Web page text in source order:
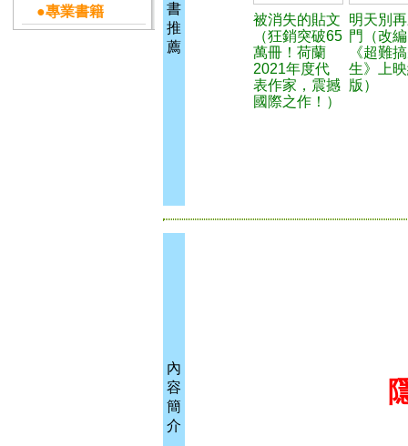
●專業書籍
書
推
薦
被消失的貼文
（狂銷突破65
萬冊！荷蘭
2021年度代
表作家，震撼
國際之作！）
明天別
門（改
《超難
生》上
版）
內
容
簡
介